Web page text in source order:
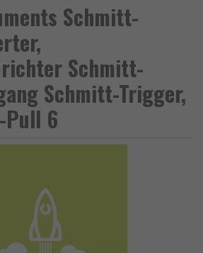
Schmitt-
Schmitt-
Schmitt-Trigger,
Pull 6